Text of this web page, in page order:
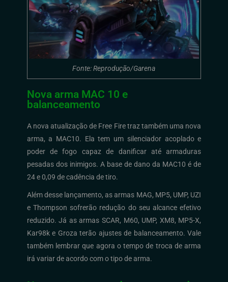
Fonte: Reprodução/Garena
Nova arma MAC 10 e
balanceamento
A nova atualização de Free Fire traz também uma nova
arma, a MAC10. Ela tem um silenciador acoplado e
poder de fogo capaz de danificar até armaduras
pesadas dos inimigos. A base de dano da MAC10 é de
24 e 0,09 de cadência de tiro.
Além desse lançamento, as armas MAG, MP5, UMP, UZI
e Thompson sofrerão redução do seu alcance efetivo
reduzido. Já as armas SCAR, M60, UMP, XM8, MP5-X,
Kar98k e Groza terão ajustes de balanceamento. Vale
também lembrar que agora o tempo de troca de arma
irá variar de acordo com o tipo de arma.